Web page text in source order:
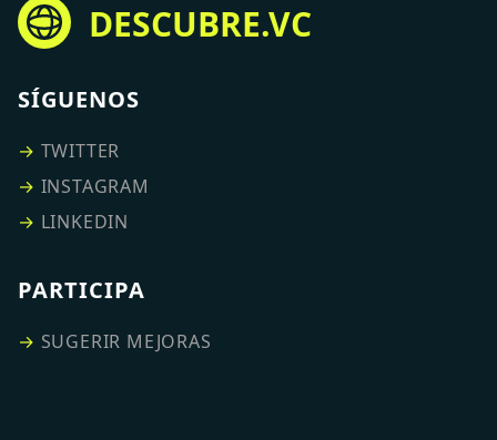
DESCUBRE.VC
SÍGUENOS
→ TWITTER
→ INSTAGRAM
→ LINKEDIN
PARTICIPA
→ SUGERIR MEJORAS